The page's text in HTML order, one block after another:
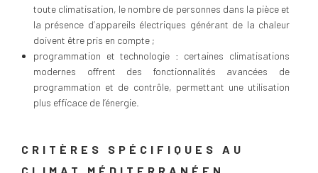
toute climatisation, le nombre de personnes dans la pièce et
la présence d’appareils électriques générant de la chaleur
doivent être pris en compte ;
programmation et technologie : certaines climatisations
modernes offrent des fonctionnalités avancées de
programmation et de contrôle, permettant une utilisation
plus efficace de l’énergie.
CRITÈRES SPÉCIFIQUES AU